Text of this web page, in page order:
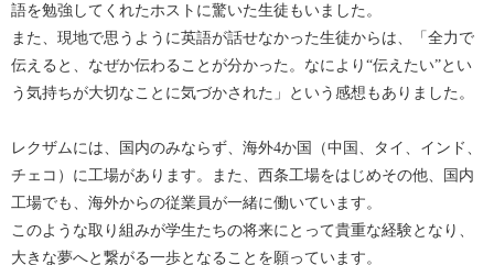
語を勉強してくれたホストに驚いた生徒もいました。
また、現地で思うように英語が話せなかった生徒からは、「全力で
伝えると、なぜか伝わることが分かった。なにより“伝えたい”とい
う気持ちが大切なことに気づかされた」という感想もありました。
レクザムには、国内のみならず、海外4か国（中国、タイ、インド、
チェコ）に工場があります。また、西条工場をはじめその他、国内
工場でも、海外からの従業員が一緒に働いています。
このような取り組みが学生たちの将来にとって貴重な経験となり、
大きな夢へと繋がる一歩となることを願っています。